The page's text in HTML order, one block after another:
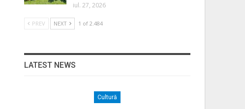
iul. 27, 2026
PREV NEXT 1 of 2.484
LATEST NEWS
Cultură